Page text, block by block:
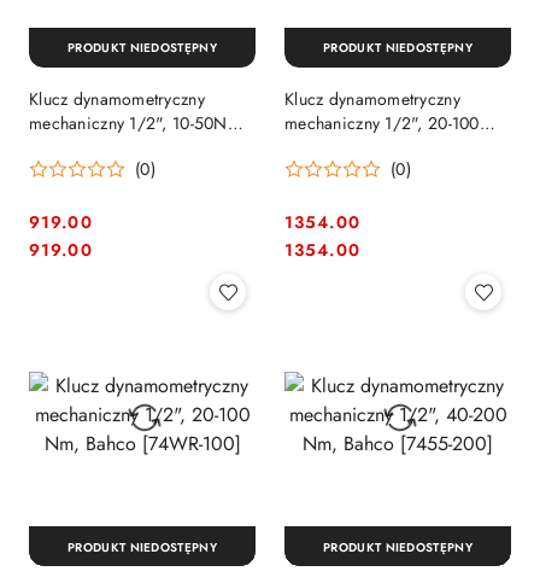
Klucz dynamometryczny
mechaniczny 1/2", 10-50Nm,
[05075620001](0)
Cena:
919.00
Cena:
919.00
PRODUKT NIEDOSTĘPNY
Klucz dynamometryczny
mechaniczny 1/2", 20-100
(0)
Cena:
1354.00
Cena:
1354.00
PRODUKT NIEDOSTĘPNY
PRODUKT NIEDOSTĘPNY PRODUKT NIEDOSTĘPNY